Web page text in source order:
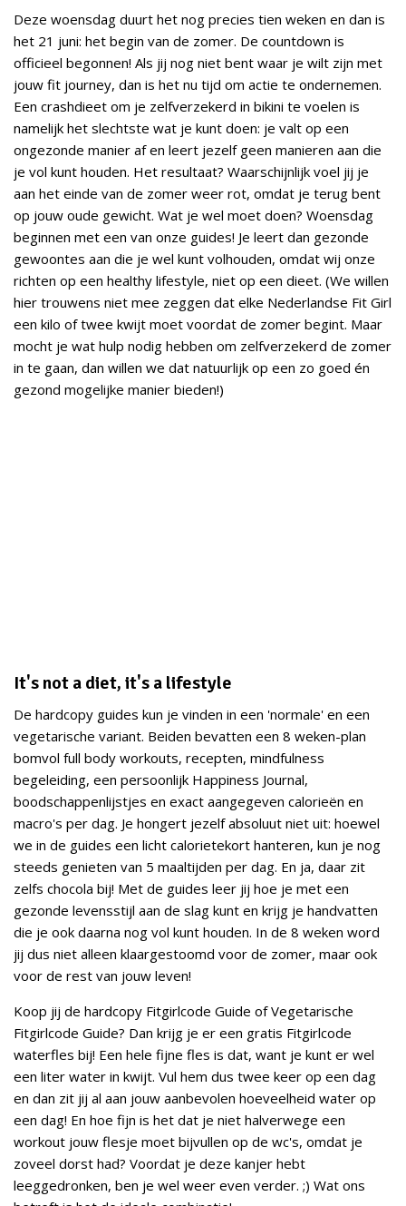
Deze woensdag duurt het nog precies tien weken en dan is
het 21 juni: het begin van de zomer. De countdown is
officieel begonnen! Als jij nog niet bent waar je wilt zijn met
jouw fit journey, dan is het nu tijd om actie te ondernemen.
Een crashdieet om je zelfverzekerd in bikini te voelen is
namelijk het slechtste wat je kunt doen: je valt op een
ongezonde manier af en leert jezelf geen manieren aan die
je vol kunt houden. Het resultaat? Waarschijnlijk voel jij je
aan het einde van de zomer weer rot, omdat je terug bent
op jouw oude gewicht. Wat je wel moet doen? Woensdag
beginnen met een van onze guides! Je leert dan gezonde
gewoontes aan die je wel kunt volhouden, omdat wij onze
richten op een healthy lifestyle, niet op een dieet. (We willen
hier trouwens niet mee zeggen dat elke Nederlandse Fit Girl
een kilo of twee kwijt moet voordat de zomer begint. Maar
mocht je wat hulp nodig hebben om zelfverzekerd de zomer
in te gaan, dan willen we dat natuurlijk op een zo goed én
gezond mogelijke manier bieden!)
It's not a diet, it's a lifestyle
De hardcopy guides kun je vinden in een 'normale' en een
vegetarische variant. Beiden bevatten een 8 weken-plan
bomvol full body workouts, recepten, mindfulness
begeleiding, een persoonlijk Happiness Journal,
boodschappenlijstjes en exact aangegeven calorieën en
macro's per dag. Je hongert jezelf absoluut niet uit: hoewel
we in de guides een licht calorietekort hanteren, kun je nog
steeds genieten van 5 maaltijden per dag. En ja, daar zit
zelfs chocola bij! Met de guides leer jij hoe je met een
gezonde levensstijl aan de slag kunt en krijg je handvatten
die je ook daarna nog vol kunt houden. In de 8 weken word
jij dus niet alleen klaargestoomd voor de zomer, maar ook
voor de rest van jouw leven!
Koop jij de hardcopy Fitgirlcode Guide of Vegetarische
Fitgirlcode Guide? Dan krijg je er een gratis Fitgirlcode
waterfles bij! Een hele fijne fles is dat, want je kunt er wel
een liter water in kwijt. Vul hem dus twee keer op een dag
en dan zit jij al aan jouw aanbevolen hoeveelheid water op
een dag! En hoe fijn is het dat je niet halverwege een
workout jouw flesje moet bijvullen op de wc's, omdat je
zoveel dorst had? Voordat je deze kanjer hebt
leeggedronken, ben je wel weer even verder. ;) Wat ons